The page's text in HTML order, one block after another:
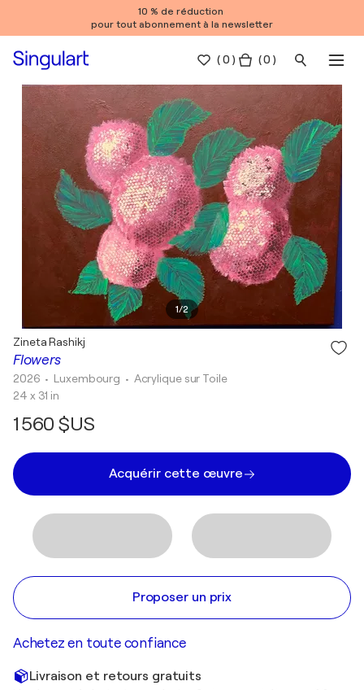
10 % de réduction
pour tout abonnement à la newsletter
(0 ) ( 0 )
1/2
Flowers
Zineta Rashikj
2026 • Luxembourg • Acrylique sur Toile
24 x 31 in
1 560 $US
Acquérir cette œuvre
Proposer un prix
Achetez en toute confiance
Livraison et retours gratuits